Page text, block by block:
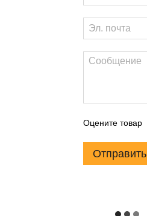
Оцените товар
Отправить